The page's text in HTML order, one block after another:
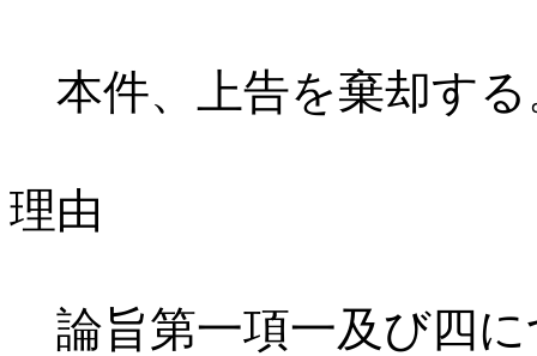
本件、上告を棄却する
理由
論旨第一項一及び四に